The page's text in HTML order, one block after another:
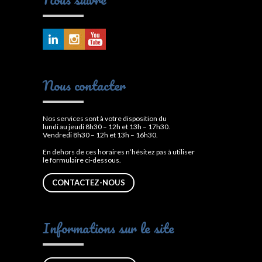
Nous contacter
Nos services sont à votre disposition du
lundi au jeudi 8h30 – 12h et 13h – 17h30.
Vendredi 8h30 – 12h et 13h – 16h30.
En dehors de ces horaires n’hésitez pas à utiliser
le formulaire ci-dessous.
CONTACTEZ-NOUS
Informations sur le site